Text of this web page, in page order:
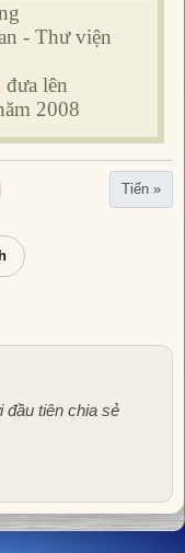
- Thư viện
đưa lên
2008
Tiến »
tiên chia sẻ